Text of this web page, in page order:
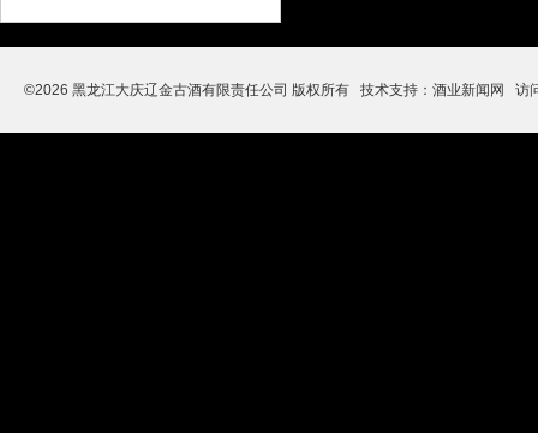
©2026 黑龙江大庆辽金古酒有限责任公司 版权所有 技术支持： 酒业新闻网 访